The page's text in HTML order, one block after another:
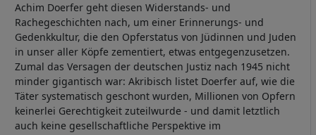
Achim Doerfer geht diesen Widerstands- und
Rachegeschichten nach, um einer Erinnerungs- und
Gedenkkultur, die den Opferstatus von Jüdinnen und Juden
in unser aller Köpfe zementiert, etwas entgegenzusetzen.
Zumal das Versagen der deutschen Justiz nach 1945 nicht
minder gigantisch war: Akribisch listet Doerfer auf, wie die
Täter systematisch geschont wurden, Millionen von Opfern
keinerlei Gerechtigkeit zuteilwurde - und damit letztlich
auch keine gesellschaftliche Perspektive im